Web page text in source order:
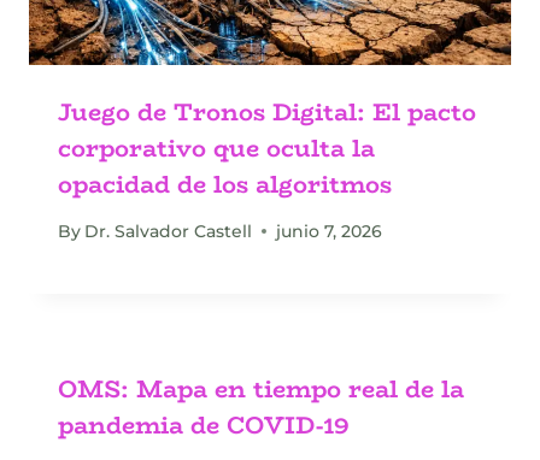
Juego de Tronos Digital: El pacto
corporativo que oculta la
opacidad de los algoritmos
By Dr. Salvador Castell junio 7, 2026
OMS: Mapa en tiempo real de la
pandemia de COVID-19